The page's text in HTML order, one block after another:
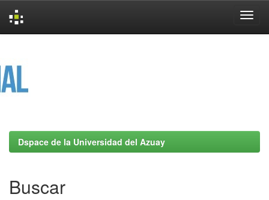
Dspace de la Universidad del Azuay
Buscar